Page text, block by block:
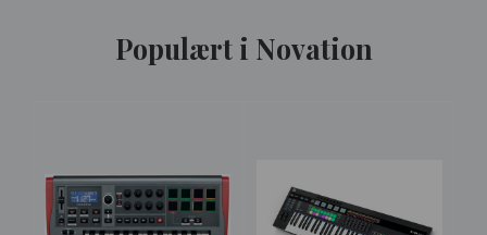
Populært i Novation